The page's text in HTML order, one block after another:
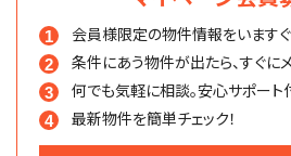
会員様限定の物件情報をいます
条件にあう物件が出たら、すぐに
何でも気軽に相談。安心サポート
最新物件を簡単チェック！